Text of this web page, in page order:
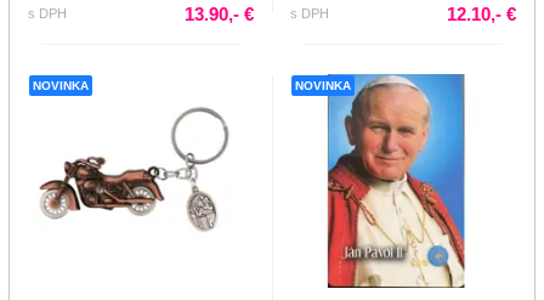
s DPH
13.90,- € s DPH 12.10,- €
NOVINKA NOVINKA